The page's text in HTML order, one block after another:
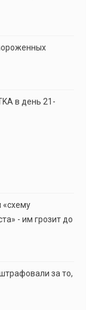
в день 21-
- им грозит до
за то,